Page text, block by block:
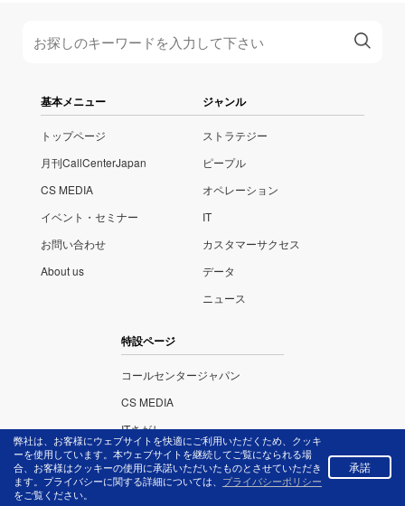
基本メニュー
トップページ
月刊CallCenterJapan
CS MEDIA
イベント・セミナー
お問い合わせ
About us
ジャンル
ストラテジー
ピープル
オペレーション
IT
カスタマーサクセス
データ
ニュース
特設ページ
コールセンタージャパン
CS MEDIA
ITさがし
イベント・セミナー
コンタクトセンター・アワード
弊社は、お客様にウェブサイトを快適にご利用いただくため、クッキ
ーを使用しています。本ウェブサイトを継続してご覧になられる場
合、お客様はクッキーの使用に承諾いただいたものとさせていただき
ます。プライバシーに関する詳細については、 プライバシーポリシー
をご覧ください。
承諾